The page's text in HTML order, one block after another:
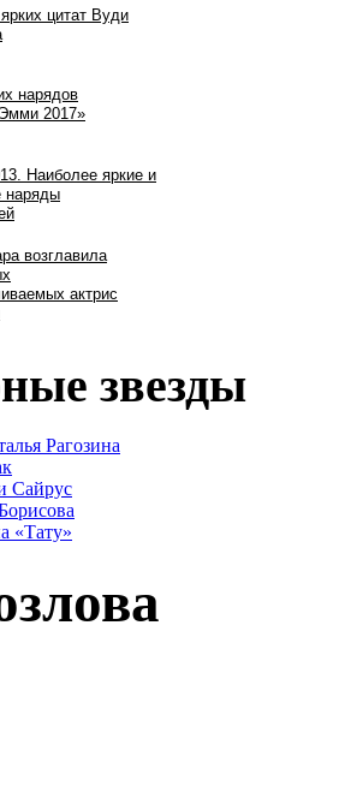
звезды
Рагозина
Сайрус
«Тату»